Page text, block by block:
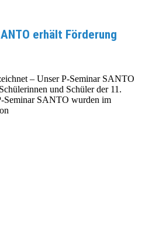
erhält Förderung
– Unser P-Seminar SANTO
und Schüler der 11.
Seminar SANTO wurden im